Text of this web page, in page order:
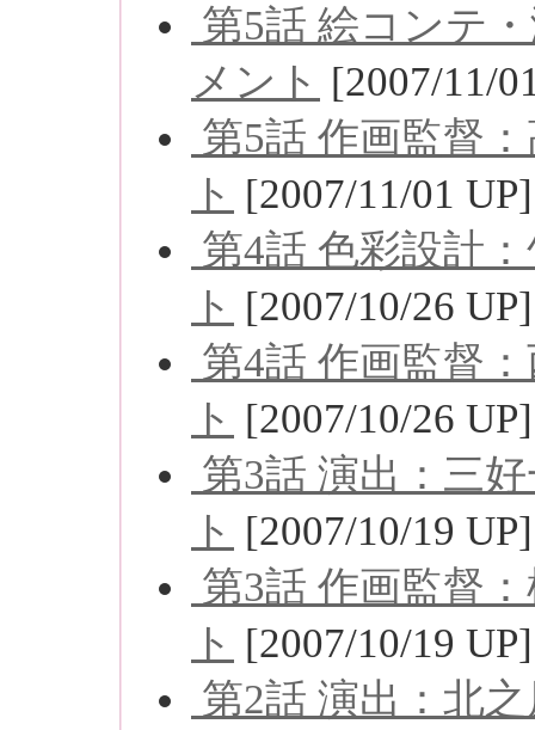
第5話 絵コンテ
メント [2007/11/
第5話 作画監督
ト [2007/11/01 UP]
第4話 色彩設計
ト [2007/10/26 UP]
第4話 作画監督
ト [2007/10/26 UP]
第3話 演出：三
ト [2007/10/19 UP]
第3話 作画監督
ト [2007/10/19 UP]
第2話 演出：北